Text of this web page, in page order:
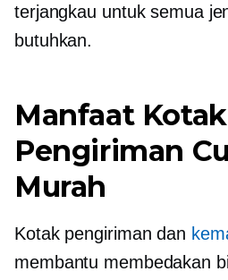
terjangkau untuk semua
butuhkan.
Manfaat Kotak
Pengiriman
Murah
Kotak pengiriman dan
membantu membedakan